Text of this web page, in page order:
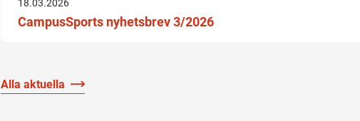
18.03.2026
CampusSports nyhetsbrev 3/2026
Alla aktuella